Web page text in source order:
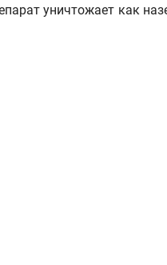
уничтожает как